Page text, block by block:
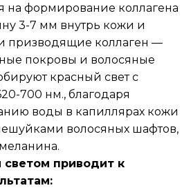
на формирование коллагена
3-7 мм внутрь кожи и
призводящие коллаген —
покровы и волосяные
красный свет с
700 нм., благодаря
воды в капиллярах кожи
волосяных шафтов,
приводит к